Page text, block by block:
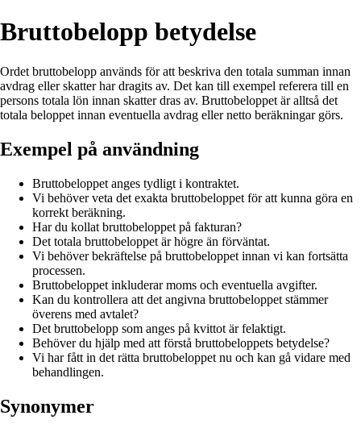
Bruttobelopp betydelse
Ordet bruttobelopp används för att beskriva den totala summan innan
avdrag eller skatter har dragits av. Det kan till exempel referera till en
persons totala lön innan skatter dras av. Bruttobeloppet är alltså det
totala beloppet innan eventuella avdrag eller netto beräkningar görs.
Exempel på användning
Bruttobeloppet anges tydligt i kontraktet.
Vi behöver veta det exakta bruttobeloppet för att kunna göra en
korrekt beräkning.
Har du kollat bruttobeloppet på fakturan?
Det totala bruttobeloppet är högre än förväntat.
Vi behöver bekräftelse på bruttobeloppet innan vi kan fortsätta
processen.
Bruttobeloppet inkluderar moms och eventuella avgifter.
Kan du kontrollera att det angivna bruttobeloppet stämmer
överens med avtalet?
Det bruttobelopp som anges på kvittot är felaktigt.
Behöver du hjälp med att förstå bruttobeloppets betydelse?
Vi har fått in det rätta bruttobeloppet nu och kan gå vidare med
behandlingen.
Synonymer